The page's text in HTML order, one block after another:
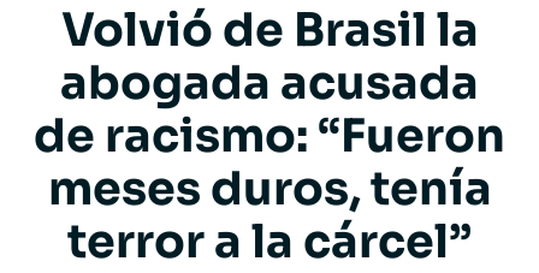
Volvió de Brasil la
abogada acusada
de racismo: “Fueron
meses duros, tenía
terror a la cárcel”